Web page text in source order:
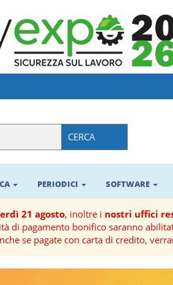
CERCA
PERIODICI SOFTWARE
21 agosto, inoltre i nostri uffici
di pagamento bonifico saranno
se pagate con carta di credito,